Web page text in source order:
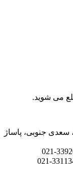
می شوید.
سعدی جنوبی، پاساژ